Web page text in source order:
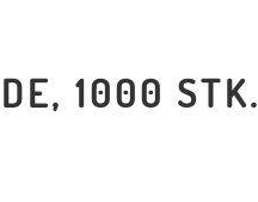
1000 STK.